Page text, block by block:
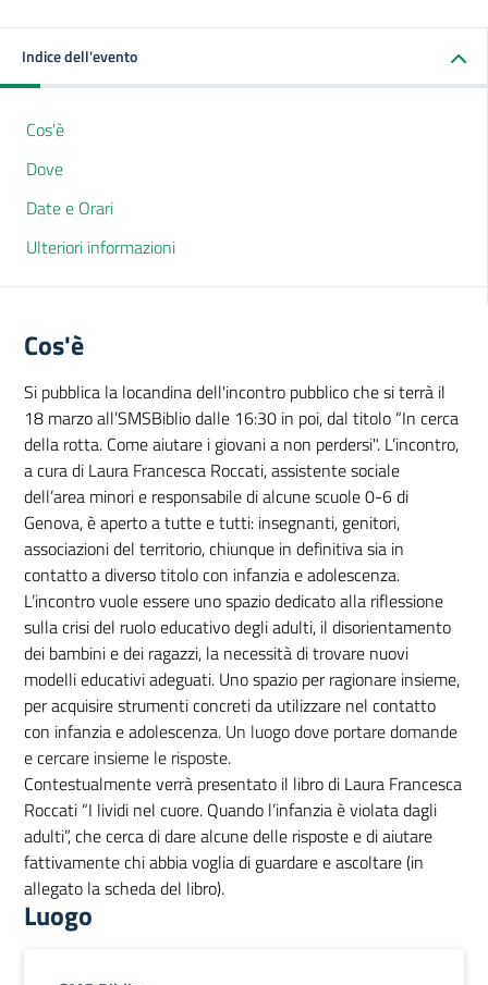
Indice dell'evento
Cos'è
Dove
Date e Orari
Ulteriori informazioni
Cos'è
Si pubblica la locandina dell'incontro pubblico che si terrà il
18 marzo all’SMSBiblio dalle 16:30 in poi, dal titolo “In cerca
della rotta. Come aiutare i giovani a non perdersi". L’incontro,
a cura di Laura Francesca Roccati, assistente sociale
dell’area minori e responsabile di alcune scuole 0-6 di
Genova, è aperto a tutte e tutti: insegnanti, genitori,
associazioni del territorio, chiunque in definitiva sia in
contatto a diverso titolo con infanzia e adolescenza.
L’incontro vuole essere uno spazio dedicato alla riflessione
sulla crisi del ruolo educativo degli adulti, il disorientamento
dei bambini e dei ragazzi, la necessità di trovare nuovi
modelli educativi adeguati. Uno spazio per ragionare insieme,
per acquisire strumenti concreti da utilizzare nel contatto
con infanzia e adolescenza. Un luogo dove portare domande
e cercare insieme le risposte.
Contestualmente verrà presentato il libro di Laura Francesca
Roccati “I lividi nel cuore. Quando l’infanzia è violata dagli
adulti”, che cerca di dare alcune delle risposte e di aiutare
fattivamente chi abbia voglia di guardare e ascoltare (in
allegato la scheda del libro).
Luogo